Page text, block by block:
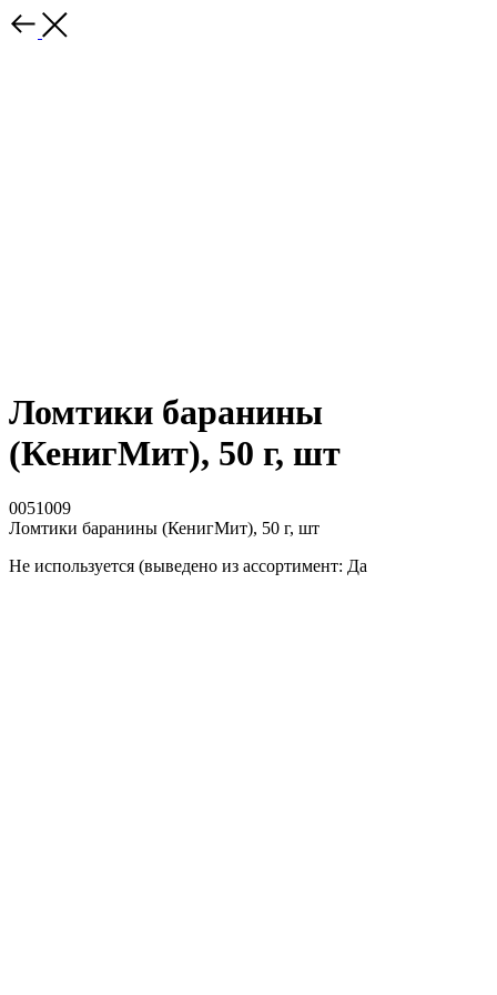
Ломтики баранины
(КенигМит), 50 г, шт
0051009
Ломтики баранины (КенигМит), 50 г, шт
Не используется (выведено из ассортимент: Да